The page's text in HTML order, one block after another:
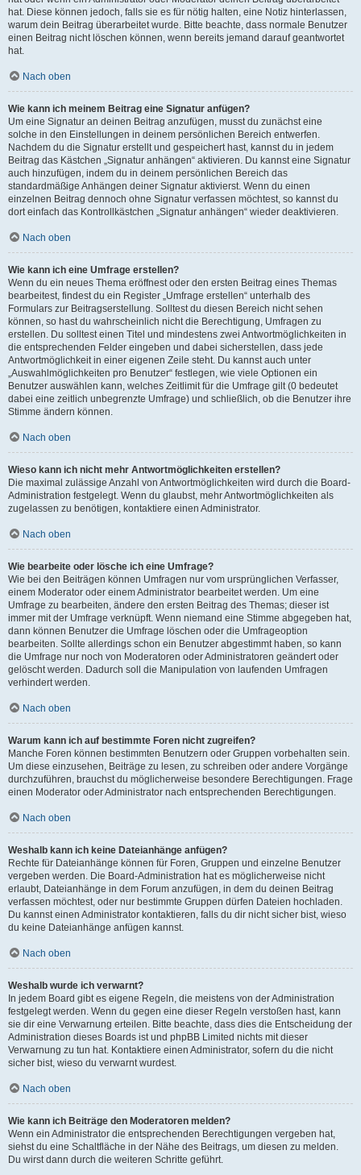
hat. Diese können jedoch, falls sie es für nötig halten, eine Notiz hinterlassen,
warum dein Beitrag überarbeitet wurde. Bitte beachte, dass normale Benutzer
einen Beitrag nicht löschen können, wenn bereits jemand darauf geantwortet
hat.
Nach oben
Wie kann ich meinem Beitrag eine Signatur anfügen?
Um eine Signatur an deinen Beitrag anzufügen, musst du zunächst eine
solche in den Einstellungen in deinem persönlichen Bereich entwerfen.
Nachdem du die Signatur erstellt und gespeichert hast, kannst du in jedem
Beitrag das Kästchen „Signatur anhängen“ aktivieren. Du kannst eine Signatur
auch hinzufügen, indem du in deinem persönlichen Bereich das
standardmäßige Anhängen deiner Signatur aktivierst. Wenn du einen
einzelnen Beitrag dennoch ohne Signatur verfassen möchtest, so kannst du
dort einfach das Kontrollkästchen „Signatur anhängen“ wieder deaktivieren.
Nach oben
Wie kann ich eine Umfrage erstellen?
Wenn du ein neues Thema eröffnest oder den ersten Beitrag eines Themas
bearbeitest, findest du ein Register „Umfrage erstellen“ unterhalb des
Formulars zur Beitragserstellung. Solltest du diesen Bereich nicht sehen
können, so hast du wahrscheinlich nicht die Berechtigung, Umfragen zu
erstellen. Du solltest einen Titel und mindestens zwei Antwortmöglichkeiten in
die entsprechenden Felder eingeben und dabei sicherstellen, dass jede
Antwortmöglichkeit in einer eigenen Zeile steht. Du kannst auch unter
„Auswahlmöglichkeiten pro Benutzer“ festlegen, wie viele Optionen ein
Benutzer auswählen kann, welches Zeitlimit für die Umfrage gilt (0 bedeutet
dabei eine zeitlich unbegrenzte Umfrage) und schließlich, ob die Benutzer ihre
Stimme ändern können.
Nach oben
Wieso kann ich nicht mehr Antwortmöglichkeiten erstellen?
Die maximal zulässige Anzahl von Antwortmöglichkeiten wird durch die Board-
Administration festgelegt. Wenn du glaubst, mehr Antwortmöglichkeiten als
zugelassen zu benötigen, kontaktiere einen Administrator.
Nach oben
Wie bearbeite oder lösche ich eine Umfrage?
Wie bei den Beiträgen können Umfragen nur vom ursprünglichen Verfasser,
einem Moderator oder einem Administrator bearbeitet werden. Um eine
Umfrage zu bearbeiten, ändere den ersten Beitrag des Themas; dieser ist
immer mit der Umfrage verknüpft. Wenn niemand eine Stimme abgegeben hat,
dann können Benutzer die Umfrage löschen oder die Umfrageoption
bearbeiten. Sollte allerdings schon ein Benutzer abgestimmt haben, so kann
die Umfrage nur noch von Moderatoren oder Administratoren geändert oder
gelöscht werden. Dadurch soll die Manipulation von laufenden Umfragen
verhindert werden.
Nach oben
Warum kann ich auf bestimmte Foren nicht zugreifen?
Manche Foren können bestimmten Benutzern oder Gruppen vorbehalten sein.
Um diese einzusehen, Beiträge zu lesen, zu schreiben oder andere Vorgänge
durchzuführen, brauchst du möglicherweise besondere Berechtigungen. Frage
einen Moderator oder Administrator nach entsprechenden Berechtigungen.
Nach oben
Weshalb kann ich keine Dateianhänge anfügen?
Rechte für Dateianhänge können für Foren, Gruppen und einzelne Benutzer
vergeben werden. Die Board-Administration hat es möglicherweise nicht
erlaubt, Dateianhänge in dem Forum anzufügen, in dem du deinen Beitrag
verfassen möchtest, oder nur bestimmte Gruppen dürfen Dateien hochladen.
Du kannst einen Administrator kontaktieren, falls du dir nicht sicher bist, wieso
du keine Dateianhänge anfügen kannst.
Nach oben
Weshalb wurde ich verwarnt?
In jedem Board gibt es eigene Regeln, die meistens von der Administration
festgelegt werden. Wenn du gegen eine dieser Regeln verstoßen hast, kann
sie dir eine Verwarnung erteilen. Bitte beachte, dass dies die Entscheidung der
Administration dieses Boards ist und phpBB Limited nichts mit dieser
Verwarnung zu tun hat. Kontaktiere einen Administrator, sofern du die nicht
sicher bist, wieso du verwarnt wurdest.
Nach oben
Wie kann ich Beiträge den Moderatoren melden?
Wenn ein Administrator die entsprechenden Berechtigungen vergeben hat,
siehst du eine Schaltfläche in der Nähe des Beitrags, um diesen zu melden.
Du wirst dann durch die weiteren Schritte geführt.